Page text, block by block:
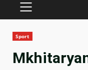
PRIMARY
Sport